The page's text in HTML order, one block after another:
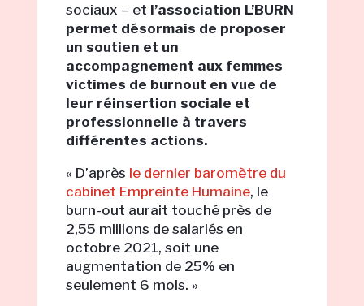
sociaux – et l’association L’BURN
permet désormais de proposer
un soutien et un
accompagnement aux femmes
victimes de burnout en vue de
leur réinsertion sociale et
professionnelle à travers
différentes actions.
« D’après le dernier baromètre du
cabinet Empreinte Humaine, le
burn-out aurait touché près de
2,55 millions de salariés en
octobre 2021, soit une
augmentation de 25% en
seulement 6 mois. »